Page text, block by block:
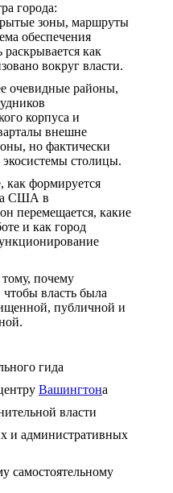
города:
зоны, маршруты
обеспечения
раскрывается как
вокруг власти.
очевидные районы,
корпуса и
внешне
но фактически
столицы.
как формируется
США в
перемещается, какие
и как город
почему
чтобы власть была
публичной и
гида
Вашингтона
власти
и административных
самостоятельному